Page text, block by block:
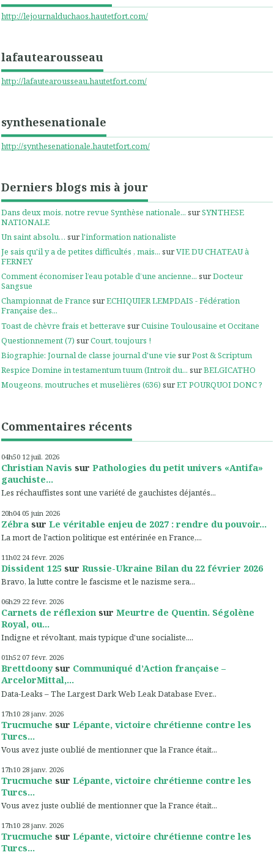
http://lejournalduchaos.hautetfort.com/
lafautearousseau
http://lafautearousseau.hautetfort.com/
synthesenationale
http://synthesenationale.hautetfort.com/
Derniers blogs mis à jour
Dans deux mois, notre revue Synthèse nationale... surSYNTHESE
NATIONALE
Un saint absolu… surl'information nationaliste
Je sais qu'il y a de petites difficultés , mais... surVIE DU CHATEAU à
FERNEY
Comment économiser l’eau potable d’une ancienne... surDocteur
Sangsue
Championnat de France surECHIQUIER LEMPDAIS - Fédération
Française des...
Toast de chèvre frais et betterave surCuisine Toulousaine et Occitane
Questionnement (7) surCourt, toujours !
Biographie: Journal de classe journal d'une vie surPost & Scriptum
Respice Domine in testamentum tuum (Introit du... surBELGICATHO
Mougeons, moutruches et muselières (636) surET POURQUOI DONC ?
Commentaires récents
04h50 12 juil. 2026
Christian Navis sur Pathologies du petit univers «Antifa»
gauchiste...
Les réchauffistes sont une variété de gauchistes déjantés...
20h04 05 juin 2026
Zébra sur Le véritable enjeu de 2027 : rendre du pouvoir...
La mort de l'action politique est entérinée en France,...
11h02 24 févr. 2026
Dissident 125 sur Russie-Ukraine Bilan du 22 février 2026
Bravo, la lutte contre le fascisme et le nazisme sera...
06h29 22 févr. 2026
Carnets de réflexion sur Meurtre de Quentin. Ségolène
Royal, ou...
Indigne et révoltant, mais typique d'une socialiste....
01h52 07 févr. 2026
Brettdoonysur Communiqué d’Action française –
ArcelorMittal,...
Data-Leaks – The Largest Dark Web Leak Database Ever...
17h10 28 janv. 2026
Trucmuche sur Lépante, victoire chrétienne contre les
Turcs...
Vous avez juste oublié de mentionner que la France était...
17h10 28 janv. 2026
Trucmuche sur Lépante, victoire chrétienne contre les
Turcs...
Vous avez juste oublié de mentionner que la France était...
17h10 28 janv. 2026
Trucmuche sur Lépante, victoire chrétienne contre les
Turcs...